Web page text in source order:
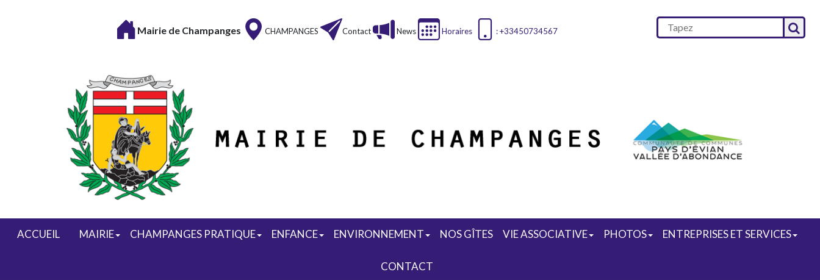
Mairie de Champanges CHAMPANGES Contact News Horaires : +33450734567
ACCUEIL MAIRIE CHAMPANGES PRATIQUE ENFANCE ENVIRONNEMENT NOS GÎTES VIE ASSOCIATIVE PHOTOS ENTREPRISES ET SERVICES
CONTACT